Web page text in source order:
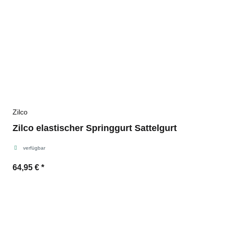
Zilco
Zilco elastischer Springgurt Sattelgurt
verfügbar
64,95 € *